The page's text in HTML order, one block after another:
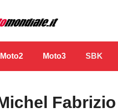
Moto2 Moto3 SBK